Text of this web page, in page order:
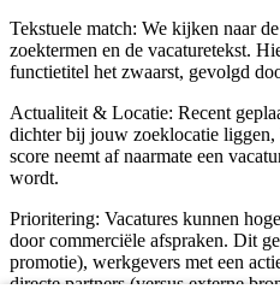
Tekstuele match: We kijken naar
zoektermen en de vacaturetekst.
functietitel het zwaarst, gevolgd
Actualiteit & Locatie: Recent
dichter bij jouw zoeklocatie
score neemt af naarmate een
wordt.
Prioritering: Vacatures kunnen
door commerciële afspraken. Dit
promotie), werkgevers met een
directe partners (versus externe